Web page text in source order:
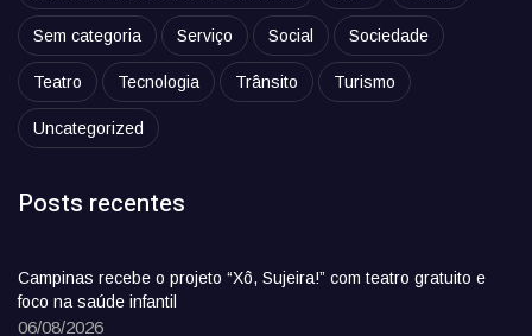
Sem categoria Serviço Social Sociedade
Teatro Tecnologia Trânsito Turismo
Uncategorized
Posts recentes
Campinas recebe o projeto “Xô, Sujeira!” com teatro gratuito e
foco na saúde infantil
06/08/2026